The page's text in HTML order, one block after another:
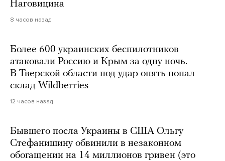
Наговицина
8 часов назад
Более 600 украинских беспилотников
атаковали Россию и Крым за одну ночь.
В Тверской области под удар опять попал
склад Wildberries
12 часов назад
Бывшего посла Украины в США Ольгу
Стефанишину обвинили в незаконном
обогащении на 14 миллионов гривен (это